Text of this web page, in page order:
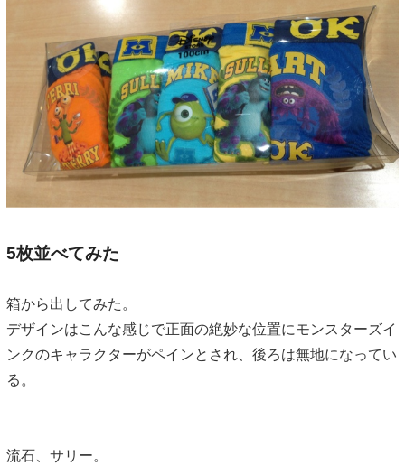
5枚並べてみた
箱から出してみた。
デザインはこんな感じで正面の絶妙な位置にモンスターズイ
ンクのキャラクターがペインとされ、後ろは無地になってい
る。
流石、サリー。